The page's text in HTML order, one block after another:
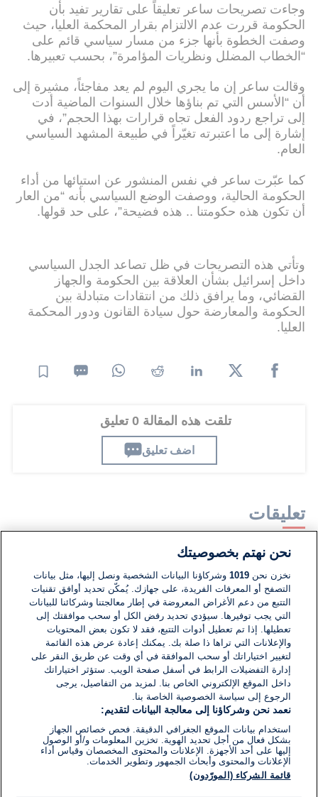
وجاءت تصريحات ساعر تعليقاً على تقارير تفيد بأن
الحكومة قررت عدم الالتزام بقرار المحكمة العليا، حيث
وصفت الخطوة بأنها جزء من مسار سياسي قائم على
“الخطاب المضلل ونظريات المؤامرة”، بحسب تعبيرها.
وقالت ساعر إن ما يجري اليوم لم يعد مفاجئاً، مشيرة إلى
أن “الأسس التي تم بناؤها خلال السنوات الماضية أدت
إلى تراجع ردود الفعل تجاه قرارات بهذا الحجم”، في
إشارة إلى ما اعتبرته تغيّراً في طبيعة المشهد السياسي
العام.
كما عبّرت ساعر في نفس المنشور عن استيائها من أداء
الحكومة الحالية، ووصفت الوضع السياسي بأنه “من العار
أن تكون هذه حكومتنا .. هذه فضيحة”، على حد قولها.
وتأتي هذه التصريحات في ظل تصاعد الجدل السياسي
داخل إسرائيل بشأن العلاقة بين الحكومة والجهاز
القضائي، وما يرافق ذلك من انتقادات متبادلة بين
الحكومة والمعارضة حول سيادة القانون ودور المحكمة
العليا.
تلقت هذه المقالة 0 تعليق
اضف تعليق
تعليقات
لا توجد تعليقات مكتوبة حتى الآن. كن الأول!
اكتب تعليقًا جديدًا ...
نحن نهتم بخصوصيتك
نخزن نحن1019 وشركاؤنا البيانات الشخصية ونصل إليها، مثل بيانات
التصفح أو المعرفات الفريدة، على جهازك. يُمكّن تحديد أوافق تقنيات
التتبع من دعم الأغراض المعروضة في إطار معالجتنا وشركائنا للبيانات
التي يجب توفيرها. سيؤدي تحديد رفض الكل أو سحب موافقتك إلى
تعطيلها. إذا تم تعطيل أدوات التتبع، فقد لا تكون بعض المحتويات
والإعلانات التي تراها ذا صلة بك. يمكنك إعادة عرض هذه القائمة
لتغيير اختياراتك أو سحب الموافقة في أي وقت عن طريق النقر على
إدارة التفضيلات الرابط في أسفل صفحة الويب. ستؤثر اختياراتك
داخل الموقع الإلكتروني الخاص بنا. لمزيد من التفاصيل، يرجى
الرجوع إلى سياسة الخصوصية الخاصة بنا.
نعمد نحن وشركاؤنا إلى معالجة البيانات لتقديم:
استخدام بيانات الموقع الجغرافي الدقيقة. فحص خصائص الجهاز
بشكل فعال من أجل تحديد الهوية. تخزين المعلومات و/أو الوصول
إليها على أحد الأجهزة. الإعلانات والمحتوى المخصصان وقياس أداء
الإعلانات والمحتوى وأبحاث الجمهور وتطوير الخدمات.
قائمة الشركاء (المورّدون)